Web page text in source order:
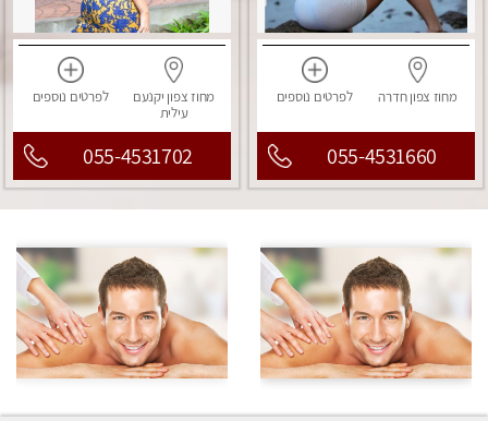
מחוז צפוןחדרה לפרטים נוספים
055-4531660
מחוז צפון יקנעם
עילית
לפרטים נוספים
055-4531702